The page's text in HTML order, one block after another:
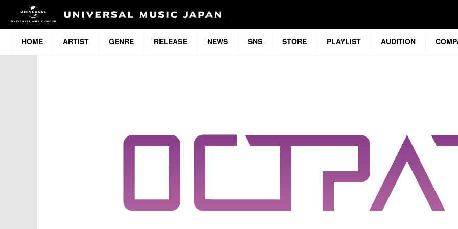
HOME ARTIST GENRE RELEASE NEWS SNS STORE PLAYLIST AUDITION